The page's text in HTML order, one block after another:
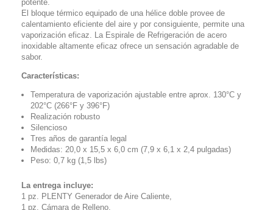
potente.
El bloque térmico equipado de una hélice doble provee de
calentamiento eficiente del aire y por consiguiente, permite una
vaporización eficaz. La Espirale de Refrigeración de acero
inoxidable altamente eficaz ofrece un sensación agradable de
sabor.
Características:
Temperatura de vaporización ajustable entre aprox. 130°C y
202°C (266°F y 396°F)
Realización robusto
Silencioso
Tres años de garantía legal
Medidas: 20,0 x 15,5 x 6,0 cm (7,9 x 6,1 x 2,4 pulgadas)
Peso: 0,7 kg (1,5 lbs)
La entrega incluye:
1 pz. PLENTY Generador de Aire Caliente,
1 pz. Cámara de Relleno,